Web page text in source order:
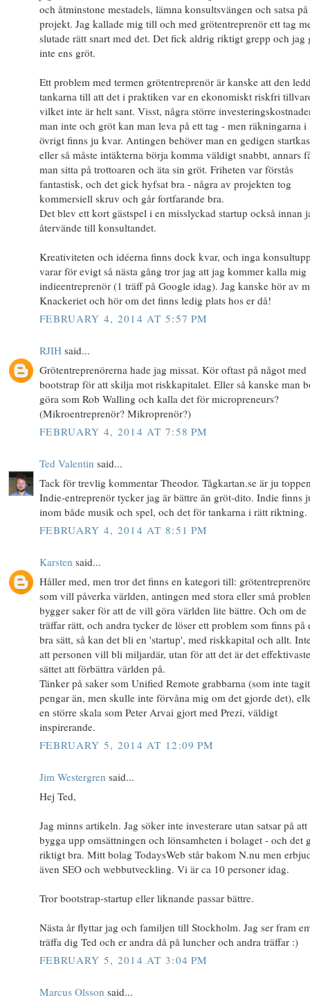
och åtminstone mestadels, lämna konsultsvängen och satsa
projekt. Jag kallade mig till och med grötentreprenör ett tag
slutade rätt snart med det. Det fick aldrig riktigt grepp och jag
inte ens gröt.
Ett problem med termen grötentreprenör är kanske att den
tankarna till att det i praktiken var en ekonomiskt riskfri
vilket inte är helt sant. Visst, några större
man inte och gröt kan man leva på ett tag - men räkningarna i
övrigt finns ju kvar. Antingen behöver man en gedigen
eller så måste intäkterna börja komma väldigt snabbt, annars
man sitta på trottoaren och äta sin gröt. Friheten var förstås
fantastisk, och det gick hyfsat bra - några av projekten tog
kommersiell skruv och går fortfarande bra.
Det blev ett kort gästspel i en misslyckad startup också innan
återvände till konsultandet.
Kreativiteten och idéerna finns dock kvar, och inga
varar för evigt så nästa gång tror jag att jag kommer kalla mig
indieentreprenör (1 träff på Google idag). Jag kanske hör av
Knackeriet och hör om det finns ledig plats hos er då!
FEBRUARY 4, 2014 AT 5:57 PM
RJIH said...
Grötentreprenörerna hade jag missat. Kör oftast på något med
bootstrap för att skilja mot riskkapitalet. Eller så kanske man
göra som Rob Walling och kalla det för micropreneurs?
(Mikroentreprenör? Mikroprenör?)
FEBRUARY 4, 2014 AT 7:58 PM
Ted Valentin said...
Tack för trevlig kommentar Theodor. Tågkartan.se är ju
Indie-entreprenör tycker jag är bättre än gröt-dito. Indie finns
inom både musik och spel, och det för tankarna i rätt riktning.
FEBRUARY 4, 2014 AT 8:51 PM
Karsten said...
Håller med, men tror det finns en kategori till:
som vill påverka världen, antingen med stora eller små
bygger saker för att de vill göra världen lite bättre. Och om de
träffar rätt, och andra tycker de löser ett problem som finns på
bra sätt, så kan det bli en 'startup', med riskkapital och allt.
att personen vill bli miljardär, utan för att det är det effektivaste
sättet att förbättra världen på.
Tänker på saker som Unified Remote grabbarna (som inte
pengar än, men skulle inte förvåna mig om det gjorde det),
en större skala som Peter Arvai gjort med Prezi, väldigt
inspirerande.
FEBRUARY 5, 2014 AT 12:09 PM
Jim Westergren said...
Hej Ted,
Jag minns artikeln. Jag söker inte investerare utan satsar på att
bygga upp omsättningen och lönsamheten i bolaget - och det
riktigt bra. Mitt bolag TodaysWeb står bakom N.nu men
även SEO och webbutveckling. Vi är ca 10 personer idag.
Tror bootstrap-startup eller liknande passar bättre.
Nästa år flyttar jag och familjen till Stockholm. Jag ser fram
träffa dig Ted och er andra då på luncher och andra träffar :)
FEBRUARY 5, 2014 AT 3:04 PM
Marcus Olsson said...